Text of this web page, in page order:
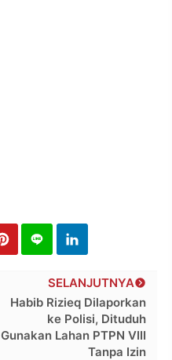
SELANJUTNYA
Habib Rizieq Dilaporkan
ke Polisi, Dituduh
Gunakan Lahan PTPN VIII
Tanpa Izin